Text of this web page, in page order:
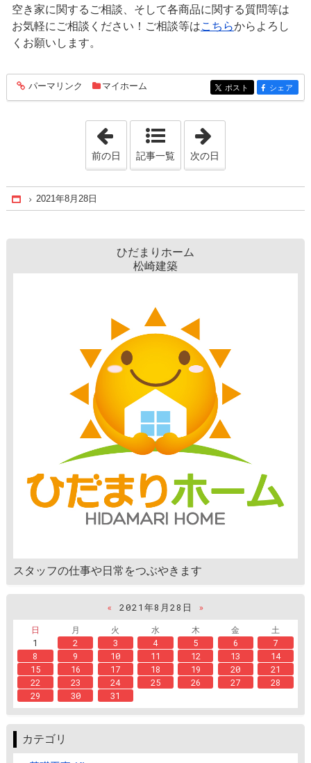
空き家に関するご相談、そして各商品に関する質問等は
お気軽にご相談ください！ご相談等はこちらからよろし
くお願いします。
entry866
パーマリンク マイホーム entry866
ポスト entry866
シェア
「2021年8月27日」
前の日 記事一覧 次の日
Home
2021年8月28日
ひだまりホーム
松崎建築
スタッフの仕事や日常をつぶやきます
« 2021年8月28日
»
日
月 火 水 木 金
土
1
2 3 4 5 6
7
8
9 10 11 12 13
14
15
16 17 18 19 20
21
22
23 24 25 26 27
28
29
30 31
カテゴリ